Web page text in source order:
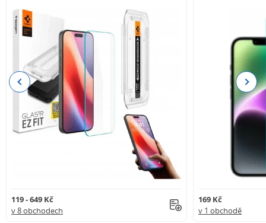
119 - 649 Kč
v 8 obchodech
169 Kč
v 1 obchodě
Previous Next